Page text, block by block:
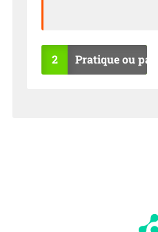
2 Pratique ou pas ?